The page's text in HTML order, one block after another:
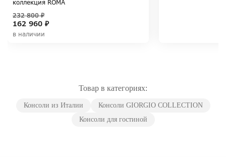
коллекция ROMA
162 960 ₽
232 800 ₽
в наличии
Товар в категориях:
Консоли из Италии
Консоли GIORGIO COLLECTION
Консоли для гостиной